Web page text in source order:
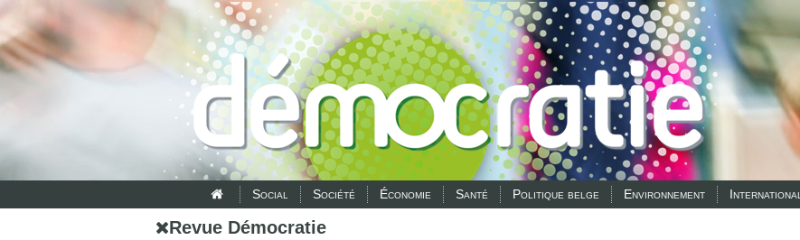
Social Société Économie Santé Politique belge Environnement International
Revue Démocratie